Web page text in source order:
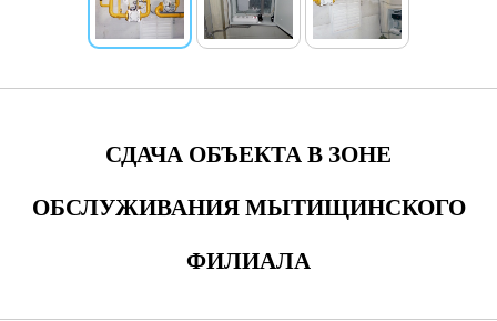
СДАЧА ОБЪЕКТА В ЗОНЕ
ОБСЛУЖИВАНИЯ МЫТИЩИНСКОГО
ФИЛИАЛА